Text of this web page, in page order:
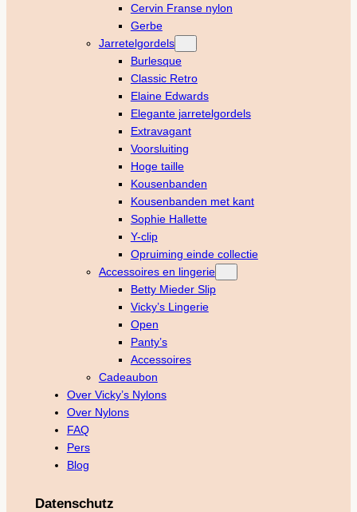
Cervin Franse nylon
Gerbe
Jarretelgordels
Burlesque
Classic Retro
Elaine Edwards
Elegante jarretelgordels
Extravagant
Voorsluiting
Hoge taille
Kousenbanden
Kousenbanden met kant
Sophie Hallette
Y-clip
Opruiming einde collectie
Accessoires en lingerie
Betty Mieder Slip
Vicky’s Lingerie
Open
Panty’s
Accessoires
Cadeaubon
Over Vicky’s Nylons
Over Nylons
FAQ
Pers
Blog
Datenschutz